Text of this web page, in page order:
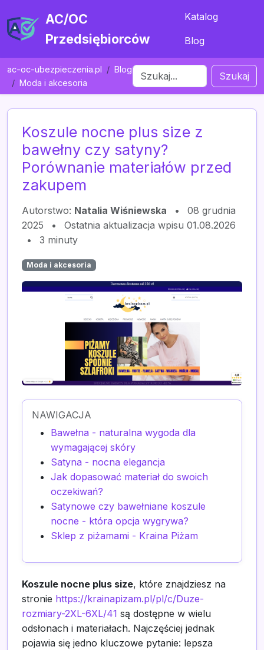
AC/OC
Przedsiębiorców
Katalog
Blog
ac-oc-ubezpieczenia.pl
Blog
Moda i akcesoria
Szukaj
Koszule nocne plus size z
bawełny czy satyny?
Porównanie materiałów przed
zakupem
Autorstwo: Natalia Wiśniewska •
08 grudnia
2025
•
Ostatnia aktualizacja wpisu 01.08.2026
•
3 minuty
Moda i akcesoria
NAWIGACJA
Bawełna - naturalna wygoda dla
wymagającej skóry
Satyna - nocna elegancja
Jak dopasować materiał do swoich
oczekiwań?
Satynowe czy bawełniane koszule
nocne - która opcja wygrywa?
Sklep z piżamami - Kraina Piżam
Koszule nocne plus size, które znajdziesz na
stronie https://krainapizam.pl/pl/c/Duze-
rozmiary-2XL-6XL/41 są dostępne w wielu
odsłonach i materiałach. Najczęściej jednak
pojawia się jedno kluczowe pytanie: lepsza